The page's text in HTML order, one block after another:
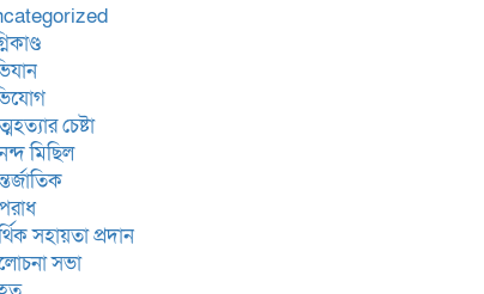
চেষ্টা
মিছিল
সহায়তা প্রদান
সভা